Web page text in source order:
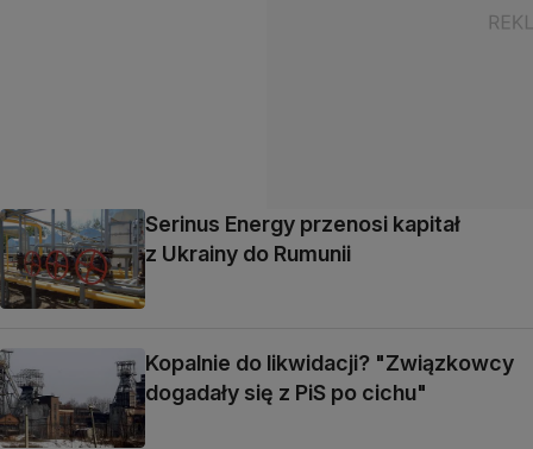
Serinus Energy przenosi kapitał
z Ukrainy do Rumunii
Kopalnie do likwidacji? "Związkowcy
dogadały się z PiS po cichu"